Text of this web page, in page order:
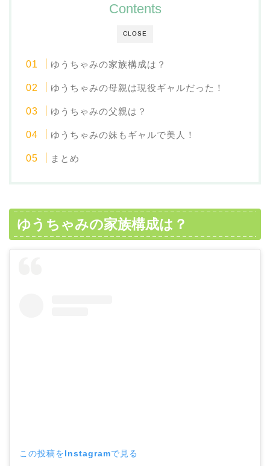
CLOSE
Contents
ゆうちゃみの家族構成は？
ゆうちゃみの母親は現役ギャルだった！
ゆうちゃみの父親は？
ゆうちゃみの妹もギャルで美人！
まとめ
ゆうちゃみの家族構成は？
この投稿をInstagramで見る